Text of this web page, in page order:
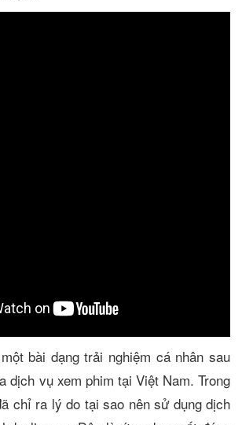
bài dạng trải nghiệm cá nhân sau
dịch vụ xem phim tại Việt Nam. Trong
chỉ ra lý do tại sao nên sử dụng dịch